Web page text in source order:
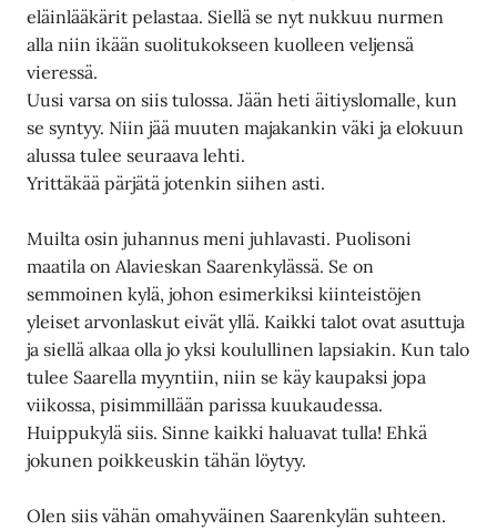
eläinlääkärit pelastaa. Siellä se nyt nukkuu nurmen
alla niin ikään suolitukokseen kuolleen veljensä
vieressä.
Uusi varsa on siis tulossa. Jään heti äitiyslomalle, kun
se syntyy. Niin jää muuten majakankin väki ja elokuun
alussa tulee seuraava lehti.
Yrittäkää pärjätä jotenkin siihen asti.
Muilta osin juhannus meni juhlavasti. Puolisoni
maatila on Alavieskan Saarenkylässä. Se on
semmoinen kylä, johon esimerkiksi kiinteistöjen
yleiset arvonlaskut eivät yllä. Kaikki talot ovat asuttuja
ja siellä alkaa olla jo yksi koulullinen lapsiakin. Kun talo
tulee Saarella myyntiin, niin se käy kaupaksi jopa
viikossa, pisimmillään parissa kuukaudessa.
Huippukylä siis. Sinne kaikki haluavat tulla! Ehkä
jokunen poikkeuskin tähän löytyy.
Olen siis vähän omahyväinen Saarenkylän suhteen.